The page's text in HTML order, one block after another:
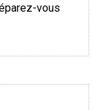
vous